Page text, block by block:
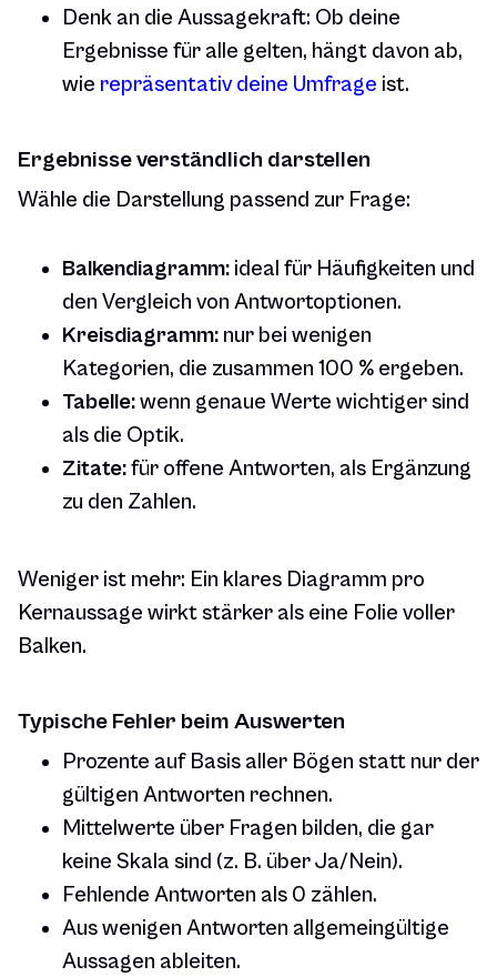
Denk an die Aussagekraft: Ob deine
Ergebnisse für alle gelten, hängt davon ab,
wie repräsentativ deine Umfrage ist.
Ergebnisse verständlich darstellen
Wähle die Darstellung passend zur Frage:
Balkendiagramm: ideal für Häufigkeiten und
den Vergleich von Antwortoptionen.
Kreisdiagramm: nur bei wenigen
Kategorien, die zusammen 100 % ergeben.
Tabelle:wenn genaue Werte wichtiger sind
als die Optik.
Zitate:für offene Antworten, als Ergänzung
zu den Zahlen.
Weniger ist mehr: Ein klares Diagramm pro
Kernaussage wirkt stärker als eine Folie voller
Balken.
Typische Fehler beim Auswerten
Prozente auf Basis aller Bögen statt nur der
gültigen Antworten rechnen.
Mittelwerte über Fragen bilden, die gar
keine Skala sind (z. B. über Ja/Nein).
Fehlende Antworten als 0 zählen.
Aus wenigen Antworten allgemeingültige
Aussagen ableiten.